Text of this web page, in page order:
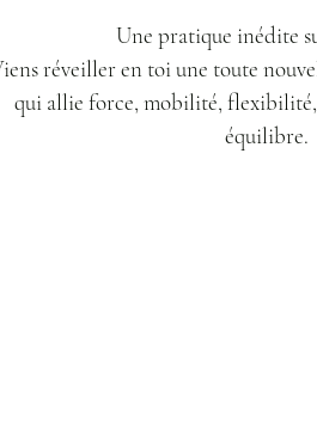
Une pratique inédite
réveiller en toi une toute
qui allie force, mobilité,
équilibre.